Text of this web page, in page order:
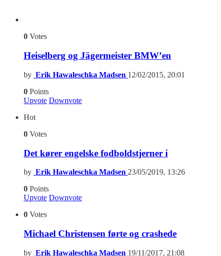
0 Votes
Heiselberg og Jägermeister BMW’en
by Erik Hawaleschka Madsen 12/02/2015, 20:01
0 Points
Upvote Downvote
Hot
0 Votes
Det kører engelske fodboldstjerner i
by Erik Hawaleschka Madsen 23/05/2019, 13:26
0 Points
Upvote Downvote
0 Votes
Michael Christensen førte og crashede
by Erik Hawaleschka Madsen 19/11/2017, 21:08